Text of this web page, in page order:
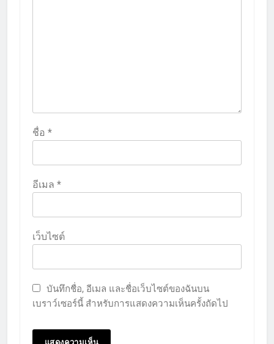
ชื่อ *
อีเมล *
เว็บไซต์
บันทึกชื่อ, อีเมล และชื่อเว็บไซต์ของฉันบน
เบราว์เซอร์นี้ สำหรับการแสดงความเห็นครั้งถัดไป